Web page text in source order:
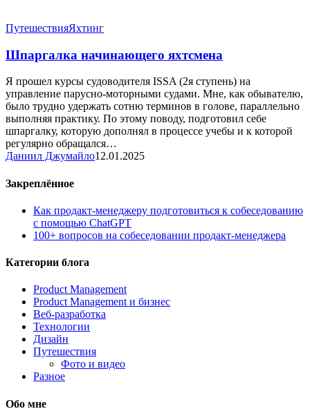
Шпаргалка
яхтсмена
ПутешествияЯхтинг
Шпаргалка начинающего яхтсмена
Я прошел курсы судоводителя ISSA (2я ступень) на
управление парусно-моторными судами. Мне, как обывателю,
было трудно удержать сотню терминов в голове, параллельно
выполняя практику. По этому поводу, подготовил себе
шпаргалку, которую дополнял в процессе учебы и к которой
регулярно обращался…
Даниил Джумайло12.01.2025
Закреплённое
Как продакт-менеджеру подготовиться к собеседованию
с помощью ChatGPT
100+ вопросов на собеседовании продакт-менеджера
Категории блога
Product Management
Product Management и бизнес
Веб-разработка
Технологии
Дизайн
Путешествия
Фото и видео
Разное
Обо мне